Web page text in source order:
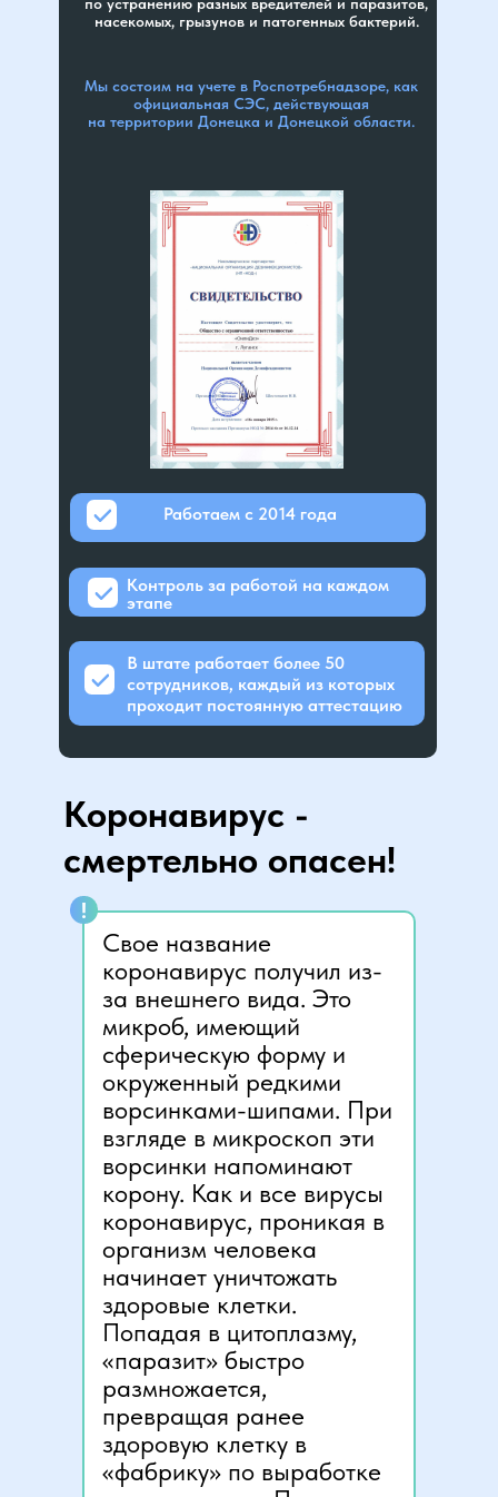
насекомых, грызунов и патогенных бактерий.
Мы состоим на учете в Роспотребнадзоре, как
официальная СЭС, действующая
на территории Донецка и Донецкой области.
Работаем с 2014 года
Контроль за работой на каждом
этапе
В штате работает более 50
сотрудников, каждый из которых
проходит постоянную аттестацию
Свое название
коронавирус получил из-
за внешнего вида. Это
микроб, имеющий
сферическую форму и
окруженный редкими
ворсинками-шипами. При
взгляде в микроскоп эти
ворсинки напоминают
корону. Как и все вирусы
коронавирус, проникая в
организм человека
начинает уничтожать
здоровые клетки.
Попадая в цитоплазму,
«паразит» быстро
размножается,
превращая ранее
здоровую клетку в
«фабрику» по выработке
!
Коронавирус -
смертельно опасен!